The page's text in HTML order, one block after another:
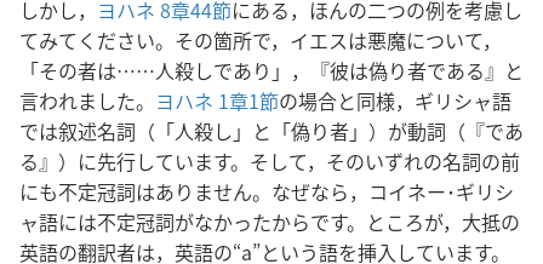
しかし， ヨハネ 8章44節にある，ほんの二つの例を考慮し
てみてください。その箇所で，イエスは悪魔について，
「その者は……人殺しであり」，『彼は偽り者である』と
言われました。 ヨハネ 1章1節の場合と同様，ギリシャ語
では叙述名詞（「人殺し」と「偽り者」）が動詞（『であ
る』）に先行しています。そして，そのいずれの名詞の前
にも不定冠詞はありません。なぜなら，コイネー･ギリシ
ャ語には不定冠詞がなかったからです。ところが，大抵の
英語の翻訳者は，英語の“a”という語を挿入しています。